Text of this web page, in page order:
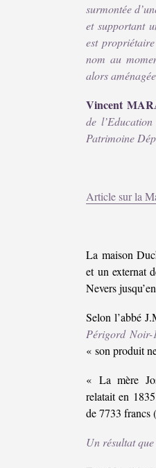
surmontée
et supportant
est
nom au
alors
Vincent
de
Patrimoine
Article sur la
La maison
et un externat
Nevers
Selon l’abbé
Périgord Noir-
« son produit
« La mère
relatait en
de 7733 francs
Un résultat